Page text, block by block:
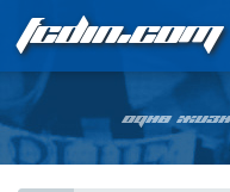
FCDIN.COM
ОДНА